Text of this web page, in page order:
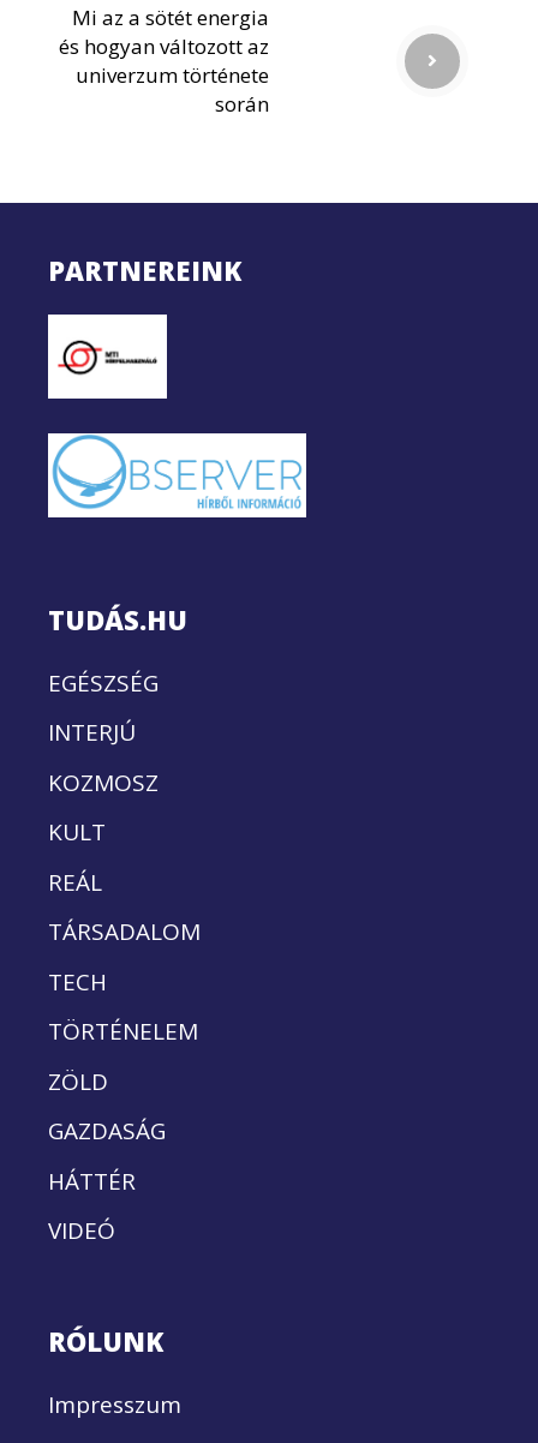
Mi az a sötét energia
és hogyan változott az
univerzum története
során
PARTNEREINK
TUDÁS.HU
EGÉSZSÉG
INTERJÚ
KOZMOSZ
KULT
REÁL
TÁRSADALOM
TECH
TÖRTÉNELEM
ZÖLD
GAZDASÁG
HÁTTÉR
VIDEÓ
RÓLUNK
Impresszum